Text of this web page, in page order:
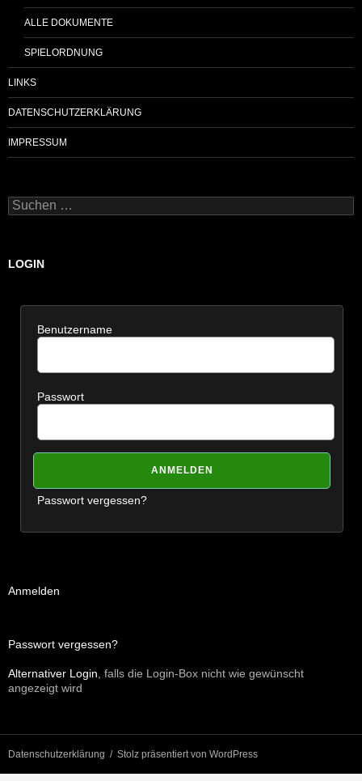
ALLE DOKUMENTE
SPIELORDNUNG
LINKS
DATENSCHUTZERKLÄRUNG
IMPRESSUM
Suchen
nach:
LOGIN
Benutzername
Passwort
Passwort vergessen?
Anmelden
Passwort vergessen?
Alternativer Login , falls die Login-Box nicht wie gewünscht
angezeigt wird
Datenschutzerklärung Stolz präsentiert von WordPress